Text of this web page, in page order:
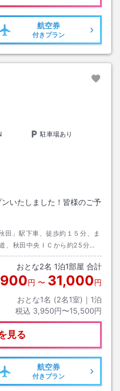
航空券
付きプラン
駐車場あり
いたしました！皆様のご予
田」駅下車、徒歩約１５分、ま
、秋田中央ＩＣから約25分。
バス停」下車後徒歩約3分。
おとな2名 1泊1部屋 合計
円 〜 31,000円
おとな1名 (2名1室)｜ 1泊
税込 3,950円〜15,500円
見る
航空券
付きプラン